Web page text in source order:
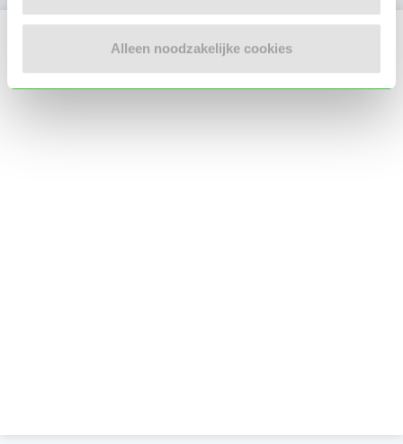
Alleen noodzakelijke cookies